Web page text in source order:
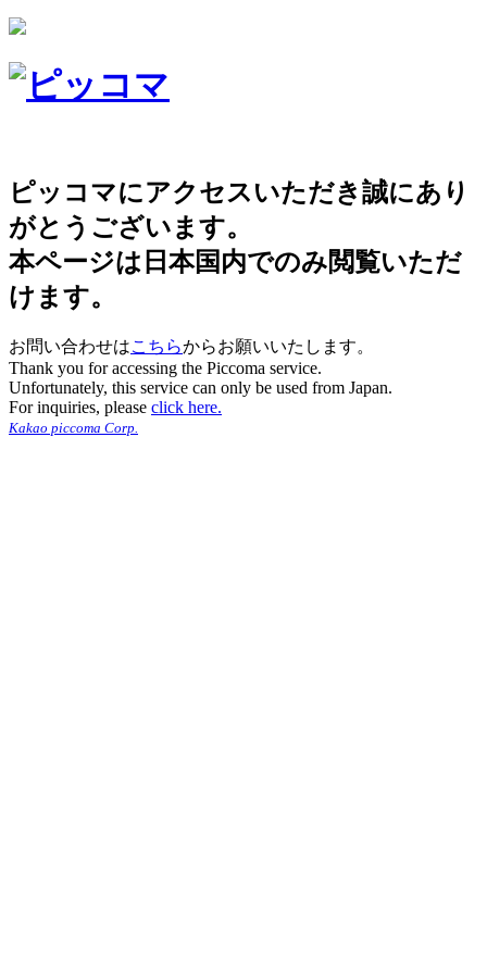
ピッコマにアクセスいただき誠にあり
がとうございます。
本ページは日本国内でのみ閲覧いただ
けます。
お問い合わせはこちらからお願いいたします。
Thank you for accessing the Piccoma service.
Unfortunately, this service can only be used from Japan.
For inquiries, please click here.
Kakao piccoma Corp.